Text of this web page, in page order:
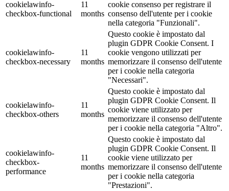
cookielawinfo-
checkbox-functional
11
months
cookie consenso per registrare il
consenso dell'utente per i cookie
nella categoria "Funzionali".
cookielawinfo-
checkbox-necessary
11
months
Questo cookie è impostato dal
plugin GDPR Cookie Consent. I
cookie vengono utilizzati per
memorizzare il consenso dell'utente
per i cookie nella categoria
"Necessari".
cookielawinfo-
checkbox-others
11
months
Questo cookie è impostato dal
plugin GDPR Cookie Consent. Il
cookie viene utilizzato per
memorizzare il consenso dell'utente
per i cookie nella categoria "Altro".
cookielawinfo-
checkbox-
performance
11
months
Questo cookie è impostato dal
plugin GDPR Cookie Consent. Il
cookie viene utilizzato per
memorizzare il consenso dell'utente
per i cookie nella categoria
"Prestazioni".